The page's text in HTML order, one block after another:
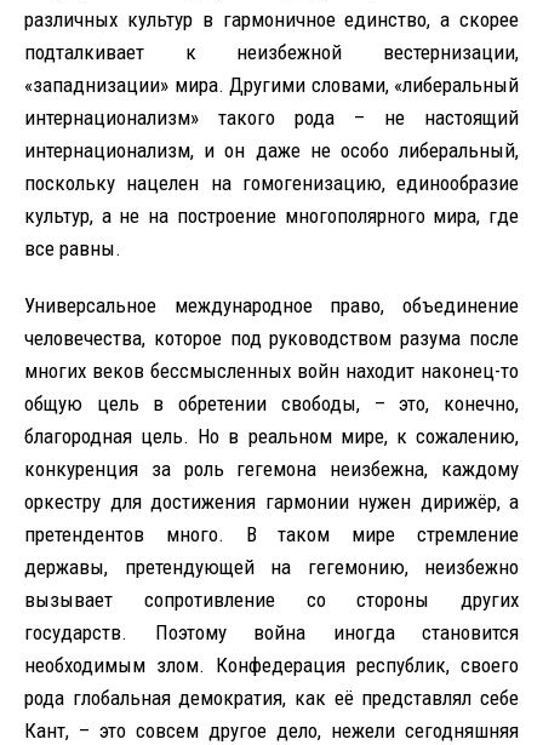
различных культур в гармоничное единство, а скорее
подталкивает к неизбежной вестернизации,
«западнизации» мира. Другими словами, «либеральный
интернационализм» такого рода – не настоящий
интернационализм, и он даже не особо либеральный,
поскольку нацелен на гомогенизацию, единообразие
культур, а не на построение многополярного мира, где
все равны.
Универсальное международное право, объединение
человечества, которое под руководством разума после
многих веков бессмысленных войн находит наконец-то
общую цель в обретении свободы, – это, конечно,
благородная цель. Но в реальном мире, к сожалению,
конкуренция за роль гегемона неизбежна, каждому
оркестру для достижения гармонии нужен дирижёр, а
претендентов много. В таком мире стремление
державы, претендующей на гегемонию, неизбежно
вызывает сопротивление со стороны других
государств. Поэтому война иногда становится
необходимым злом. Конфедерация республик, своего
рода глобальная демократия, как её представлял себе
Кант, – это совсем другое дело, нежели сегодняшняя